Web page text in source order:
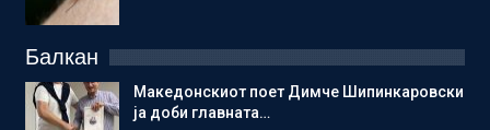
Балкан
Македонскиот поет Димче Шипинкаровски
ја доби главната…